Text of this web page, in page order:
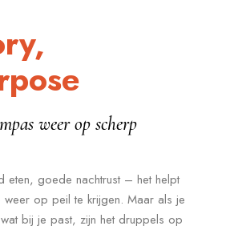
weer op scherp
eten, goede nachtrust – het helpt
weer op peil te krijgen. Maar als je
bij je past, zijn het druppels op